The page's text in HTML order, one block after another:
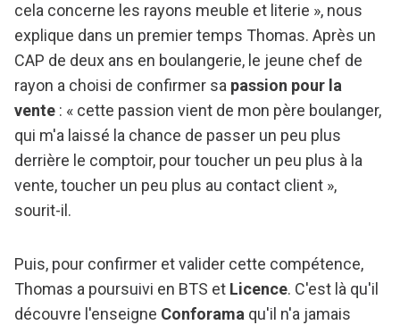
cela concerne les rayons meuble et literie », nous
explique dans un premier temps Thomas. Après un
CAP de deux ans en boulangerie, le jeune chef de
rayon a choisi de confirmer sa passion pour la
vente : « cette passion vient de mon père boulanger,
qui m'a laissé la chance de passer un peu plus
derrière le comptoir, pour toucher un peu plus à la
vente, toucher un peu plus au contact client »,
sourit-il.
Puis, pour confirmer et valider cette compétence,
Thomas a poursuivi en BTS et Licence. C'est là qu'il
découvre l'enseigne Conforama qu'il n'a jamais